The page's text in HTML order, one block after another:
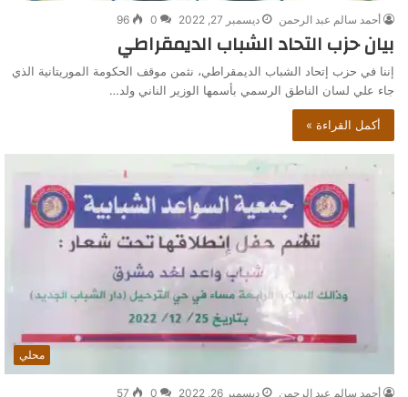
أحمد سالم عبد الرحمن ديسمبر 27, 2022 0
96
بيان حزب التحاد الشباب الديمقراطي
إننا في حزب إتحاد الشباب الديمقراطي، نثمن موقف الحكومة الموريتانية الذي
جاء علي لسان الناطق الرسمي بأسمها الوزير الناني ولد…
أكمل القراءة »
محلي
أحمد سالم عبد الرحمن ديسمبر 26, 2022 0
57